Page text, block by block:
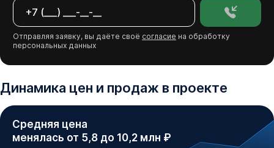
Отправляя заявку, вы даёте своё согласие на обработку
персональных данных
Динамика цен и продаж в проекте
Средняя цена
менялась от 5,8 до 10,2 млн ₽